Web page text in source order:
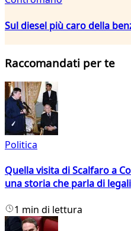
Sul diesel più caro della
Raccomandati per te
Politica
Quella visita di Scalfaro a
una storia che parla di
1 min di lettura